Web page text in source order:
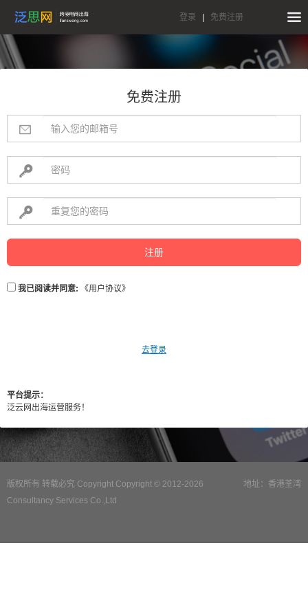
登录 免费注册
免费注册
注册
我已阅读并同意: 《用户协议》
去登录
平台提示：
泛云网出海运营服务！
地址：香港荃湾
版权所有 转载必究 Copyright Copyright © 2012-2026
Consultancy Services Co.,Ltd